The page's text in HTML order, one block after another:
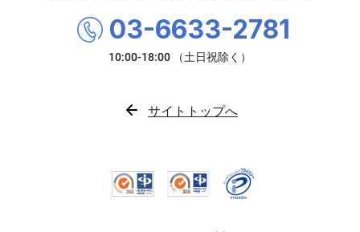
03-6633-2781
サイトトップへ